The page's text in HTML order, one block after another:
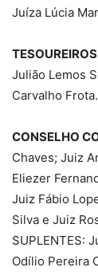
Juíza Lúcia
Julião Lemos
Carvalho Frota.
CONSELHO
Chaves; Juiz
Eliezer
Juiz Fábio
Silva e Juiz
SUPLENTES:
Odílio Pereira